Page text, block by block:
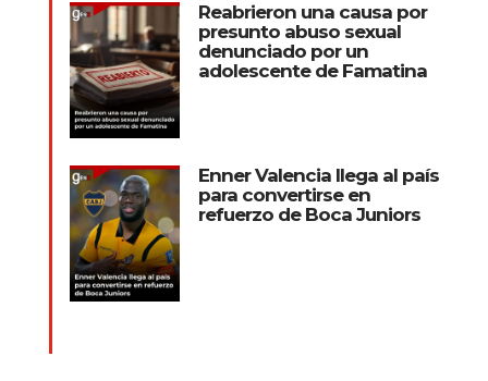
Reabrieron una causa por
presunto abuso sexual
denunciado por un
adolescente de Famatina
Enner Valencia llega al país
para convertirse en
refuerzo de Boca Juniors